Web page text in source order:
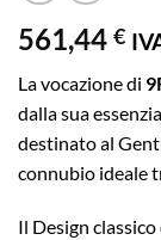
561,44 €
La vocazione di
dalla sua
destinato al
connubio ideale
Il Design